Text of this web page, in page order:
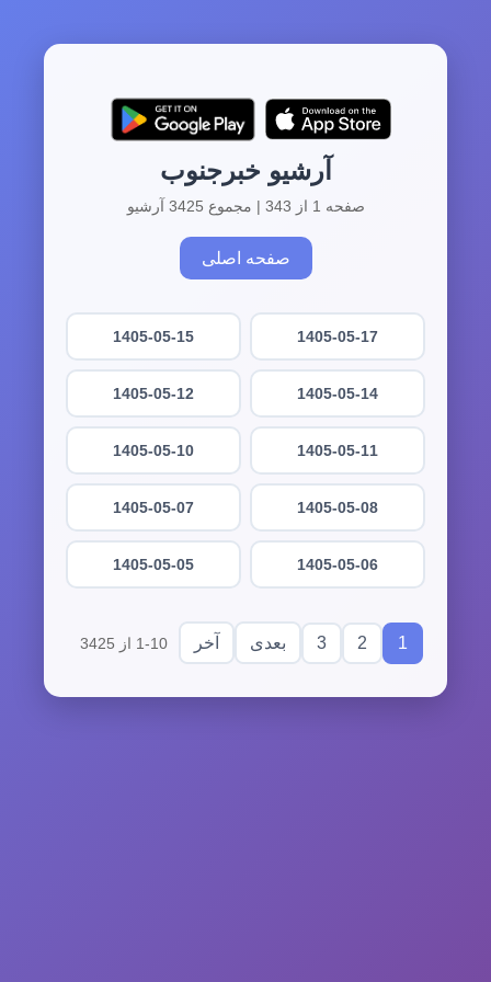
آرشیو خبرجنوب
صفحه 1 از 343 | مجموع 3425 آرشیو
صفحه اصلی
1405-05-17
1405-05-15
1405-05-14
1405-05-12
1405-05-11
1405-05-10
1405-05-08
1405-05-07
1405-05-06
1405-05-05
1
2
3 بعدی آخر 1-10 از 3425